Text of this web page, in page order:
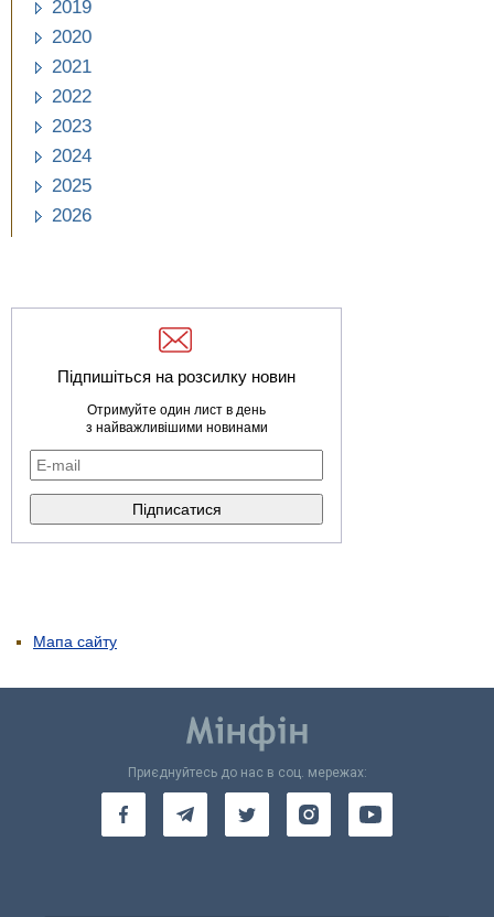
2019
2020
2021
2022
2023
2024
2025
2026
Підпишіться на розсилку новин
Отримуйте один лист в день
з найважливішими новинами
Мапа сайту
Приєднуйтесь до нас в соц. мережах: